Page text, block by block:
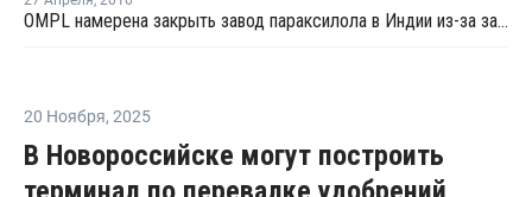
OMPL намерена закрыть завод параксилола в Индии из-за засухи
20 Ноября, 2025
В Новороссийске могут построить